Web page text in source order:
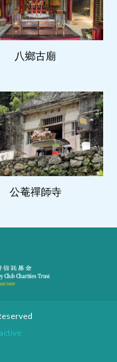
閱讀更多
八鄉古廟
閱讀更多
公菴禪師寺